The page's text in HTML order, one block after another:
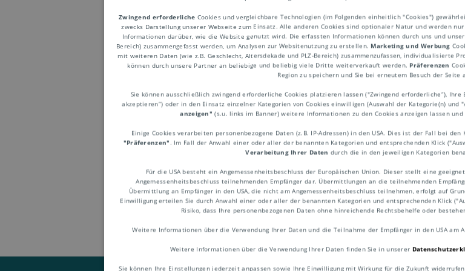
DDU
Incoterm, steht fürDelivered Duty Unpaid, zu
Veraltete Bezeichnung für DAP.
Zwingend erforderliche Cookies und vergleichbare Technologien (im Folgenden einheitlich "Cookies")
zwecks Darstellung unserer Webseite zum Einsatz. Alle anderen Cookies sind optionaler Natur und werden
Informationen darüber, wie die Website genutzt wird. Die erfassten Informationen können durch uns und
Bereich) zusammengefasst werden, um Analysen zur Websitenutzung zu erstellen. Marketing und Werbung
mit weiteren Daten (wie z.B. Geschlecht, Altersdekade und PLZ-Bereich) zusammenzufassen, individualisierte
können durch unsere Partner an beliebige und beliebig viele Dritte weiterverkauft werden. Präferenzen
Region zu speichern und Sie bei erneutem Besuch der Seite
Sie können ausschließlich zwingend erforderliche Cookies platzieren lassen ("Zwingend erforderliche“),
akzeptieren“) oder in den Einsatz einzelner Kategorien von Cookies einwilligen (Auswahl der Kategorie(n)
anzeigen" (s.u. links im Banner) weitere Informationen zu den Cookies anzeigen lassen
Einige Cookies verarbeiten personenbezogene Daten (z.B. IP-Adressen) in den USA. Dies ist der Fall bei
"Präferenzen" . Im Fall der Anwahl einer oder aller der benannten Kategorien und entsprechenden Klick
Verarbeitung Ihrer Daten durch die in den jeweiligen Kategorien
Für die USA besteht ein Angemessenheitsbeschluss der Europäischen Union. Dieser stellt eine
Angemessenheitsbeschluss teilnehmenden Empfänger dar. Übermittlungen an die teilnehmenden
Übermittlung an Empfänger in den USA, die nicht am Angemessenheitsbeschluss teilnehmen, erfolgt auf
Einwilligung erteilen Sie durch Anwahl einer oder aller der benannten Kategorien und entsprechenden Klick
Risiko, dass Ihre personenbezogenen Daten ohne hinreichende Rechtsbehelfe oder
Weitere Informationen über die Verwendung Ihrer Daten und die Teilnahme der Empfänger in den USA am
Weitere Informationen über die Verwendung Ihrer Daten finden Sie in unserer
Sie können Ihre Einstellungen jederzeit anpassen sowie Ihre Einwilligung mit Wirkung für die Zukunft